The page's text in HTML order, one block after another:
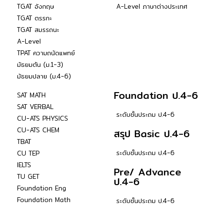
TGAT อังกฤษ
TGAT ตรรกะ
TGAT สมรรถนะ
A-Level
TPAT ความถนัดแพทย์
มัธยมต้น (ม.1-3)
มัธยมปลาย (ม.4-6)
A-Level ภาษาต่างประเทศ
SAT MATH
SAT VERBAL
CU-ATS PHYSICS
CU-ATS CHEM
TBAT
CU TEP
IELTS
TU GET
Foundation Eng
Foundation Math
Foundation ป.4-6
ระดับชั้นประถม ป.4-6
สรุป Basic ป.4-6
ระดับชั้นประถม ป.4-6
Pre/ Advance
ป.4-6
ระดับชั้นประถม ป.4-6